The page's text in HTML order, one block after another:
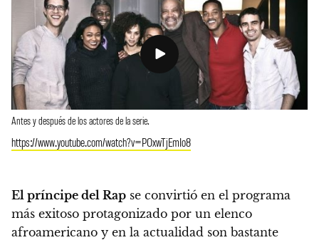
Antes y después de los actores de la serie.
https://www.youtube.com/watch?v=POxwTjEmIo8
El príncipe del Rap se convirtió en el programa
más exitoso protagonizado por un elenco
afroamericano y en la actualidad son bastante